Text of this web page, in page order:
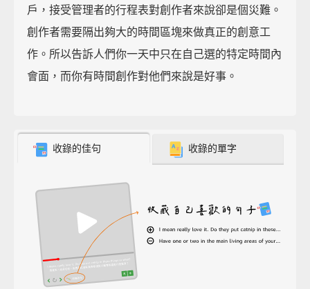
戶，接受管理者的行程表對創作者來說卻是個災難。
創作者需要隔出夠大的時間區塊來做真正的創意工
作。所以告訴人們你一天中只在自己選的特定時間內
會面，而你有時間創作對他們來說是好事。
收錄的佳句 收錄的單字